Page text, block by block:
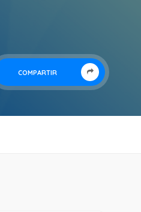
COMPARTIR